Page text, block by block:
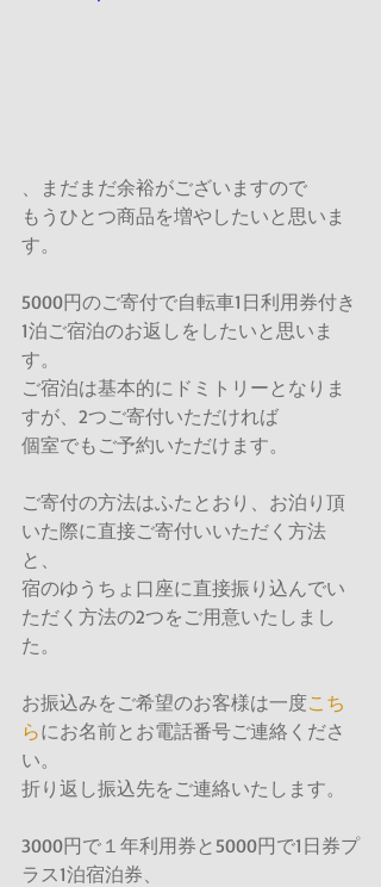
、まだまだ余裕がございますので
もうひとつ商品を増やしたいと思いま
す。
5000円のご寄付で自転車1日利用券付き
1泊ご宿泊のお返しをしたいと思いま
す。
ご宿泊は基本的にドミトリーとなりま
すが、2つご寄付いただければ
個室でもご予約いただけます。
ご寄付の方法はふたとおり、お泊り頂
いた際に直接ご寄付いいただく方法
と、
宿のゆうちょ口座に直接振り込んでい
ただく方法の2つをご用意いたしまし
た。
お振込みをご希望のお客様は一度こち
らにお名前とお電話番号ご連絡くださ
い。
折り返し振込先をご連絡いたします。
3000円で１年利用券と5000円で1日券プ
ラス1泊宿泊券、